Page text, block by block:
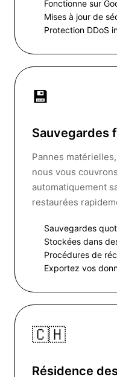
Fonctionne sur
Mises à jour de
Protection DDoS
💾
Sauvegardes
Pannes
nous vous
automatiquement
restaurées
Sauvegardes
Stockées dans
Procédures de
Exportez vos
🇨🇭
Résidence